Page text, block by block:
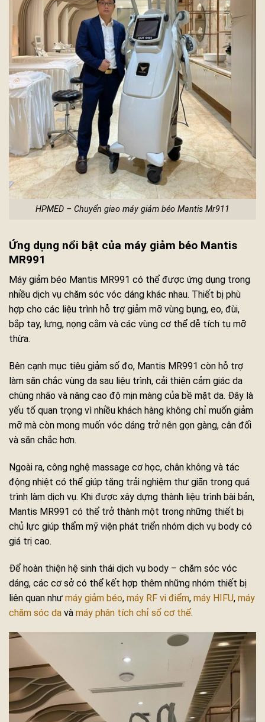
HPMED – Chuyển giao máy giảm béo Mantis Mr911
Ứng dụng nổi bật của máy giảm béo Mantis
MR991
Máy giảm béo Mantis MR991 có thể được ứng dụng trong
nhiều dịch vụ chăm sóc vóc dáng khác nhau. Thiết bị phù
hợp cho các liệu trình hỗ trợ giảm mỡ vùng bụng, eo, đùi,
bắp tay, lưng, nọng cằm và các vùng cơ thể dễ tích tụ mỡ
thừa.
Bên cạnh mục tiêu giảm số đo, Mantis MR991 còn hỗ trợ
làm săn chắc vùng da sau liệu trình, cải thiện cảm giác da
chùng nhão và nâng cao độ mịn màng của bề mặt da. Đây là
yếu tố quan trọng vì nhiều khách hàng không chỉ muốn giảm
mỡ mà còn mong muốn vóc dáng trở nên gọn gàng, cân đối
và săn chắc hơn.
Ngoài ra, công nghệ massage cơ học, chân không và tác
động nhiệt có thể giúp tăng trải nghiệm thư giãn trong quá
trình làm dịch vụ. Khi được xây dựng thành liệu trình bài bản,
Mantis MR991 có thể trở thành một trong những thiết bị
chủ lực giúp thẩm mỹ viện phát triển nhóm dịch vụ body có
giá trị cao.
Để hoàn thiện hệ sinh thái dịch vụ body – chăm sóc vóc
dáng, các cơ sở có thể kết hợp thêm những nhóm thiết bị
liên quan như máy giảm béo, máy RF vi điểm, máy HIFU, máy
chăm sóc da và máy phân tích chỉ số cơ thể.